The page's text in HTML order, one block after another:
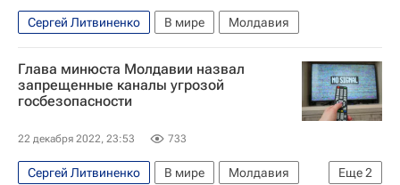
Сергей Литвиненко В мире Молдавия
Глава минюста Молдавии назвал
запрещенные каналы угрозой
госбезопасности
22 декабря 2022, 23:53 733
Еще2
Сергей Литвиненко В мире
Молдавия